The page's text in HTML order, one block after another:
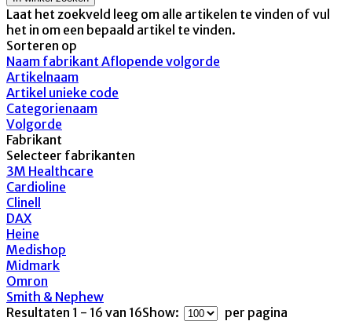
Laat het zoekveld leeg om alle artikelen te vinden of vul
het in om een bepaald artikel te vinden.
Sorteren op
Naam fabrikant Aflopende volgorde
Artikelnaam
Artikel unieke code
Categorienaam
Volgorde
Fabrikant
Selecteer fabrikanten
3M Healthcare
Cardioline
Clinell
DAX
Heine
Medishop
Midmark
Omron
Smith & Nephew
Resultaten 1 - 16 van 16Show: per pagina